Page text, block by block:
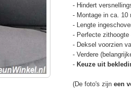
- Hindert
- Montage in ca. 10
- Lengte
- Perfecte zithoogte
- Deksel voorzien
- Verdere
- Keuze uit
(De foto's zijn een